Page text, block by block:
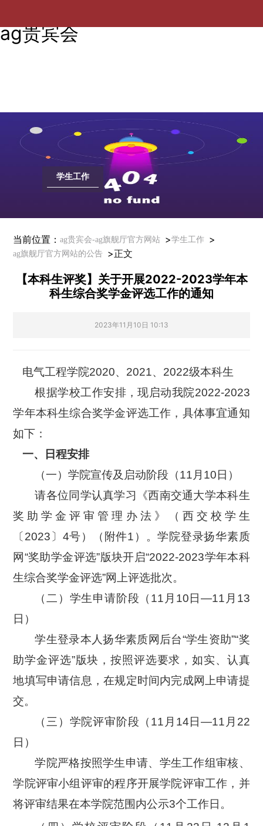
ag贵宾会
学生工作
当前位置：ag贵宾会-ag旗舰厅官方网站 >学生工作 >
ag旗舰厅官方网站的公告 >正文
【本科生评奖】关于开展2022-2023学年本
科生综合奖学金评选工作的通知
2023年11月10日 10:13
电气工程学院2020、 2021、 2022级本科生
根据学校工作安排，现启动我院2022-2023
学年本科生综合奖学金评选工作，具体事宜通知
如下：
一、日程安排
（一）学院宣传及启动阶段（11 月 10 日）
请各位同学认真学习《西南交通大学本科生
奖助学金评审管理办法》（西交校学生
〔 2023 〕 4号）（附件1 ）。学院登录扬华素质
网“奖助学金评选”版块开启“2022-2023学年本科
生综合奖学金评选”网上评选批次。
（二）学生申请阶段（ 11 月 10 日—11 月 13
日）
学生登录本人扬华素质网后台“学生资助”“奖
助学金评选”版块，按照评选要求，如实、认真
地填写申请信息，在规定时间内完成网上申请提
交。
（三）学院评审阶段（ 11 月 14 日—11 月 22
日）
学院严格按照学生申请、学生工作组审核、
学院评审小组评审的程序开展学院评审工作，并
将评审结果在本学院范围内公示3个工作日。